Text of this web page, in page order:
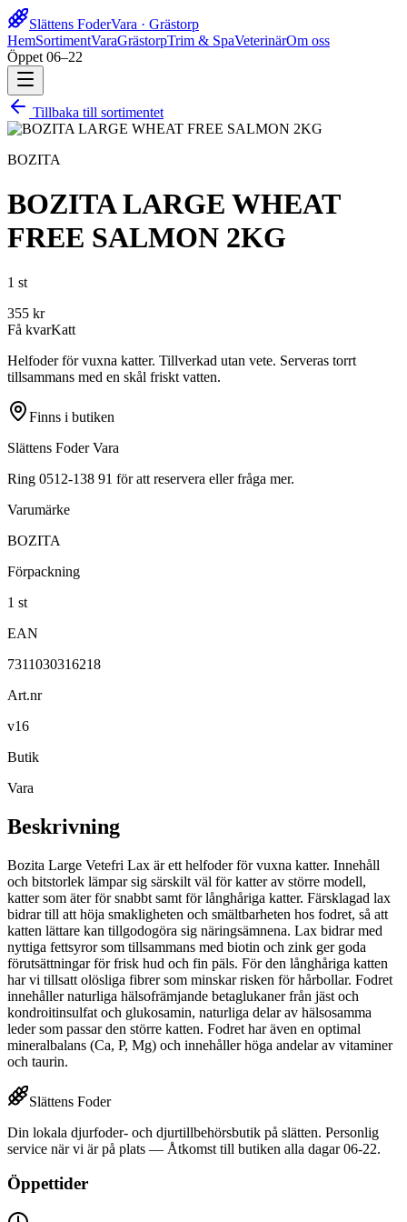
Slättens FoderVara · Grästorp
HemSortimentVaraGrästorpTrim & SpaVeterinärOm oss
Öppet 06–22
Tillbaka till sortimentet
BOZITA
BOZITA LARGE WHEAT
FREE SALMON 2KG
1 st
355 kr
Få kvarKatt
Helfoder för vuxna katter. Tillverkad utan vete. Serveras torrt
tillsammans med en skål friskt vatten.
Finns i butiken
Slättens Foder Vara
Ring 0512-138 91 för att reservera eller fråga mer.
Varumärke
BOZITA
Förpackning
1 st
EAN
7311030316218
Art.nr
v16
Butik
Vara
Beskrivning
Bozita Large Vetefri Lax är ett helfoder för vuxna katter. Innehåll
och bitstorlek lämpar sig särskilt väl för katter av större modell,
katter som äter för snabbt samt för långhåriga katter. Färsklagad lax
bidrar till att höja smakligheten och smältbarheten hos fodret, så att
katten lättare kan tillgodogöra sig näringsämnena. Lax bidrar med
nyttiga fettsyror som tillsammans med biotin och zink ger goda
förutsättningar för frisk hud och fin päls. För den långhåriga katten
har vi tillsatt olösliga fibrer som minskar risken för hårbollar. Fodret
innehåller naturliga hälsofrämjande betaglukaner från jäst och
kondroitinsulfat och glukosamin, naturliga delar av hälsosamma
leder som passar den större katten. Fodret har även en optimal
mineralbalans (Ca, P, Mg) och innehåller höga andelar av vitaminer
och taurin.
Slättens Foder
Din lokala djurfoder- och djurtillbehörsbutik på slätten. Personlig
service när vi är på plats — Åtkomst till butiken alla dagar 06-22.
Öppettider